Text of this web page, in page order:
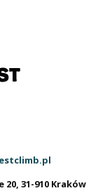
20, 31-910 Kraków